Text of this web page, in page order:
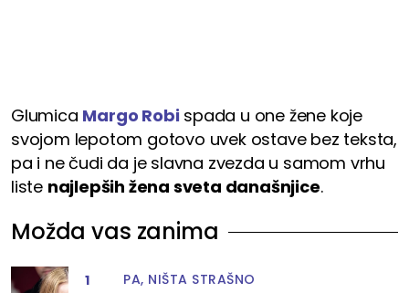
Glumica Margo Robispada u one žene koje
svojom lepotom gotovo uvek ostave bez teksta,
pa i ne čudi da je slavna zvezda u samom vrhu
liste najlepših žena sveta današnjice.
Možda vas zanima
1 PA, NIŠTA STRAŠNO